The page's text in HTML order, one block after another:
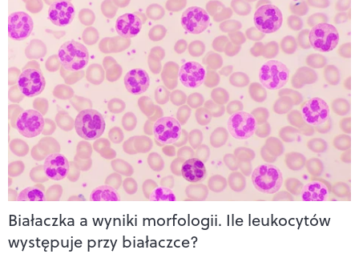
Białaczka a wyniki morfologii. Ile leukocytów
występuje przy białaczce?